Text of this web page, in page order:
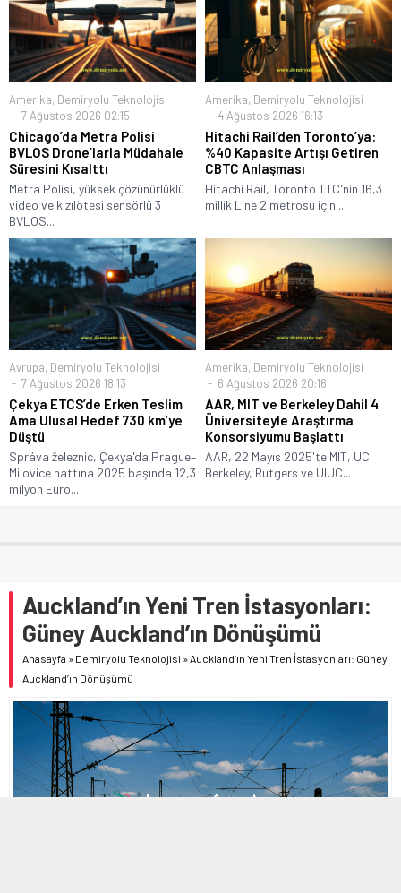
Amerika, Demiryolu Teknolojisi
7 Ağustos 2026 02:15
Chicago’da Metra Polisi
BVLOS Drone’larla Müdahale
Süresini Kısalttı
Metra Polisi, yüksek çözünürlüklü
video ve kızılötesi sensörlü 3
BVLOS...
Amerika, Demiryolu Teknolojisi
4 Ağustos 2026 16:13
Hitachi Rail’den Toronto’ya:
%40 Kapasite Artışı Getiren
CBTC Anlaşması
Hitachi Rail, Toronto TTC'nin 16,3
millik Line 2 metrosu için...
Avrupa, Demiryolu Teknolojisi
7 Ağustos 2026 18:13
Çekya ETCS’de Erken Teslim
Ama Ulusal Hedef 730 km’ye
Düştü
Správa železnic, Çekya'da Prague–
Milovice hattına 2025 başında 12,3
milyon Euro...
Amerika, Demiryolu Teknolojisi
6 Ağustos 2026 20:16
AAR, MIT ve Berkeley Dahil 4
Üniversiteyle Araştırma
Konsorsiyumu Başlattı
AAR, 22 Mayıs 2025'te MIT, UC
Berkeley, Rutgers ve UIUC...
Auckland’ın Yeni Tren İstasyonları:
Güney Auckland’ın Dönüşümü
Anasayfa » Demiryolu Teknolojisi »Auckland’ın Yeni Tren İstasyonları: Güney
Auckland’ın Dönüşümü